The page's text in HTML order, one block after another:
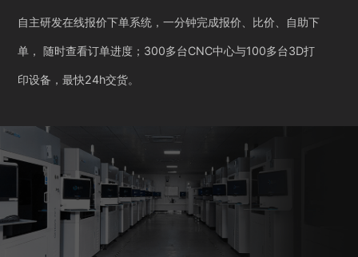
自主研发在线报价下单系统，一分钟完成报价、比价、自助下
单， 随时查看订单进度；300多台CNC中心与100多台3D打
印设备，最快24h交货。